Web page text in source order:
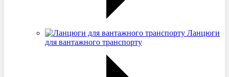
Ланцюги
для вантажного транспорту